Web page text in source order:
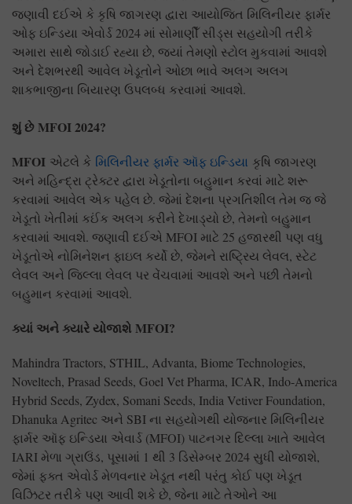
જણાવી દઈએ કે કૃષિ જાગરણ દ્વારા આયોજિત મિલિનીયર ફાર્મર
ઓફ ઇન્ડિયા એવોર્ડ 2024 માં સોમાણીઁ સીડ્સ સહયોગી તરીકે
અમારા સાથે જોડાઈ રહ્યા છે, જ્યાં તેમણો સ્ટોલ મુકવામાં આવશે
અને દેશભરથી આવેલ ખેડૂતોને ઓછા ભાવે અલગ અલગ
શાકભાજીના બિયારણ ઉપલબ્ધ કરવામાં આવશે.
શું છે MFOI 2024?
MFOI એટલે કે મિલિનીયર ફાર્મર ઑફ ઇન્ડિયા કૃષિ જાગરણ
અને મહિન્દ્રા ટ્રેક્ટર દ્વારા ખેડૂતોના બહુમાન કરવાં માટે શરૂ
કરવામાં આવેલ એક પહેલ છે. જેમાં દેશના પ્રગતિશીલ તેમ જ જે
ખેડૂતો ખેતીમાં કઈંક અલગ કરીને દેખાડ્યો છે, તેમનો બહુમાન
કરવામાં આવશે. જણાવી દઈએ MFOI માટે 25 હજારથી પણ વધુ
ખેડૂતોએ નોમિનેશન ફાઇલ કર્યો છે, જેમને રાષ્ટ્રિય લેવલ, સ્ટેટ
લેવલ અને જિલ્લા લેવલ પર વેંચવામાં આવશે અને પછી તેમનો
બહુમાન કરવામાં આવશે.
ક્યાં અને ક્યારે યોજાશે MFOI?
Mahindra Tractors, STHIL, Advanta, Biome Technologies,
Noveltech, Prasad Seeds, Goel Vet Pharma, ICAR, Indo-America
Hybrid Seeds, Zydex, Somani Seeds, India Vetiver Foundation,
Dhanuka Agritec અને SBI ના સહયોગથી યોજનાર મિલિનીયર
ફાર્મર ઑફ ઇન્ડિયા એવાર્ડ (MFOI) પાટનગર દિલ્લા ખાતે આવેલ
IARI મેળા ગ્રાઉંડ, પૂસામાં 1 થી 3 ડિસેમ્બર 2024 સુધી યોજાશે,
જેમાં ફક્ત એવોર્ડ મેળવનાર ખેડૂત નથી પરંતુ કોઈ પણ ખેડૂત
વિઝિટર તરીકે પણ આવી શકે છે, જેના માટે તેઓને આ